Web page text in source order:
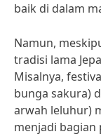
baik di dalam
Namun,
tradisi lama
Misalnya,
bunga sakura)
arwah leluhur)
menjadi